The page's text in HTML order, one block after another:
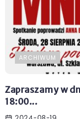
ARCHIWUM
Zapraszamy w
18:00...